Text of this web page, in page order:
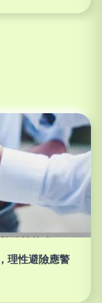
理性避險應警